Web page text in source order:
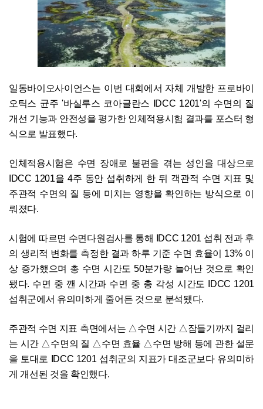
일동바이오사이언스는 이번 대회에서 자체 개발한 프로바이
오틱스 균주 '바실루스 코아글란스 IDCC 1201'의 수면의 질
개선 기능과 안전성을 평가한 인체적용시험 결과를 포스터 형
식으로 발표했다.
인체적용시험은 수면 장애로 불편을 겪는 성인을 대상으로
IDCC 1201을 4주 동안 섭취하게 한 뒤 객관적 수면 지표 및
주관적 수면의 질 등에 미치는 영향을 확인하는 방식으로 이
뤄졌다.
시험에 따르면 수면다원검사를 통해 IDCC 1201 섭취 전과 후
의 생리적 변화를 측정한 결과 하루 기준 수면 효율이 13% 이
상 증가했으며 총 수면 시간도 50분가량 늘어난 것으로 확인
됐다. 수면 중 깬 시간과 수면 중 총 각성 시간도 IDCC 1201
섭취군에서 유의미하게 줄어든 것으로 분석됐다.
주관적 수면 지표 측면에서는 △수면 시간 △잠들기까지 걸리
는 시간 △수면의 질 △수면 효율 △수면 방해 등에 관한 설문
을 토대로 IDCC 1201 섭취군의 지표가 대조군보다 유의미하
게 개선된 것을 확인했다.